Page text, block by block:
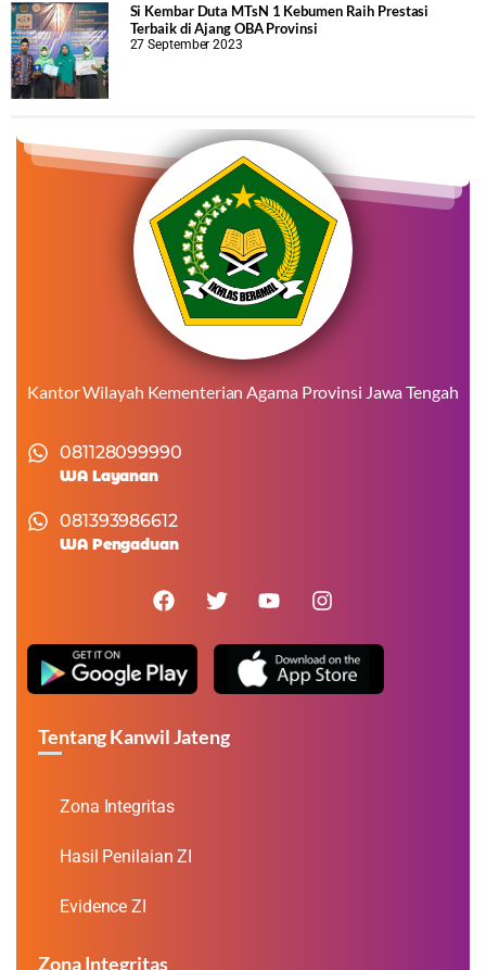
Si Kembar Duta MTsN 1 Kebumen Raih Prestasi
Terbaik di Ajang OBA Provinsi
27 September 2023
Kantor Wilayah Kementerian Agama Provinsi Jawa Tengah
081128099990
WA Layanan
081393986612
WA Pengaduan
Tentang Kanwil Jateng
Zona Integritas
Hasil Penilaian ZI
Evidence ZI
Zona Integritas